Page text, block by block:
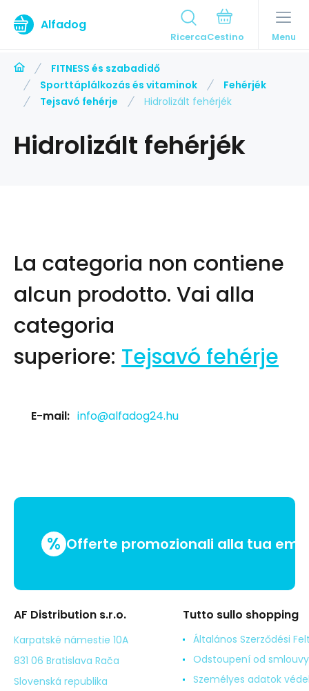
Alfadog
Ricerca Menu
FITNESS és szabadidő
Sporttáplálkozás és vitaminok
Fehérjék
Tejsavó fehérje
Hidrolizált fehérjék
Hidrolizált fehérjék
La categoria non contiene
alcun prodotto. Vai alla
categoria
superiore: Tejsavó fehérje
E-mail: info@alfadog24.hu
% Offerte promozionali alla tua
AF Distribution s.r.o.
Karpatské námestie 10A
831 06 Bratislava Rača
Slovenská republika
Tutto sullo shopping
Általános Szerződési
Odstoupení od smlouvy
Személyes adatok